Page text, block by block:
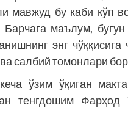
мавжуд бу каби кўп
маълум,
энг
салбий томонлари
ўзим ўқиган
тенгдошим